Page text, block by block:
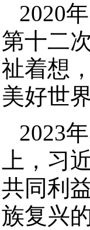
2020
第十二
祉着想
美好世
2023
上，习
共同利
族复兴